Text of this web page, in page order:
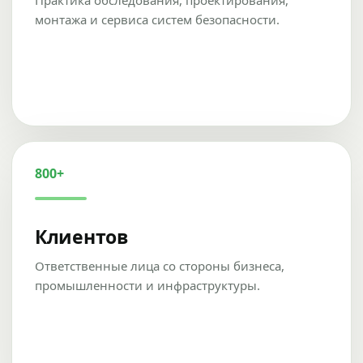
монтажа и сервиса систем безопасности.
800+
Клиентов
Ответственные лица со стороны бизнеса,
промышленности и инфраструктуры.